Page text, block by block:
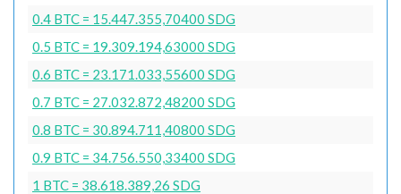
0.4 BTC = 15.447.355,70400 SDG
0.5 BTC = 19.309.194,63000 SDG
0.6 BTC = 23.171.033,55600 SDG
0.7 BTC = 27.032.872,48200 SDG
0.8 BTC = 30.894.711,40800 SDG
0.9 BTC = 34.756.550,33400 SDG
1 BTC = 38.618.389,26 SDG